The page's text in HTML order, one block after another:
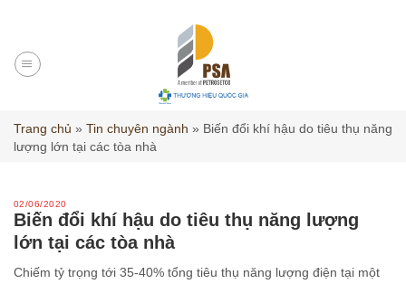
content
Trang chủ » Tin chuyên ngành » Biến đổi khí hậu do tiêu thụ năng
lượng lớn tại các tòa nhà
02/06/2020
Biến đổi khí hậu do tiêu thụ năng lượng
lớn tại các tòa nhà
Chiếm tỷ trọng tới 35-40% tổng tiêu thụ năng lượng điện tại một